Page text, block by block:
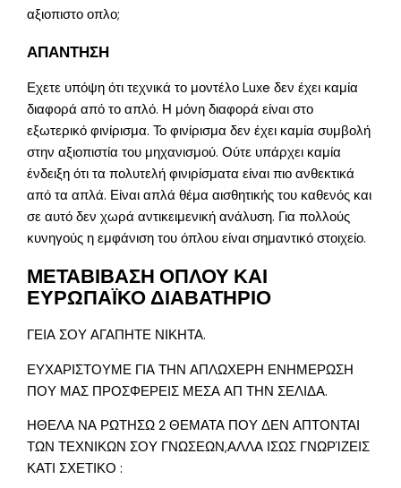
αξιοπιστο οπλο;
ΑΠΑΝΤΗΣΗ
Εχετε υπόψη ότι τεχνικά το μοντέλο Luxe δεν έχει καμία
διαφορά από το απλό. Η μόνη διαφορά είναι στο
εξωτερικό φινίρισμα. Το φινίρισμα δεν έχει καμία συμβολή
στην αξιοπιστία του μηχανισμού. Ούτε υπάρχει καμία
ένδειξη ότι τα πολυτελή φινιρίσματα είναι πιο ανθεκτικά
από τα απλά. Είναι απλά θέμα αισθητικής του καθενός και
σε αυτό δεν χωρά αντικειμενική ανάλυση. Για πολλούς
κυνηγούς η εμφάνιση του όπλου είναι σημαντικό στοιχείο.
ΜΕΤΑΒΙΒΑΣΗ ΟΠΛΟΥ ΚΑΙ
ΕΥΡΩΠΑΪΚΟ ΔΙΑΒΑΤΗΡΙΟ
ΓΕΙΑ ΣΟΥ ΑΓΑΠΗΤΕ ΝΙΚΗΤΑ.
ΕΥΧΑΡΙΣΤΟΥΜΕ ΓΙΑ ΤΗΝ ΑΠΛΩΧΕΡΗ ΕΝΗΜΕΡΩΣΗ
ΠΟΥ ΜΑΣ ΠΡΟΣΦΕΡΕΙΣ ΜΕΣΑ ΑΠ ΤΗΝ ΣΕΛΙΔΑ.
ΗΘΕΛΑ ΝΑ ΡΩΤΗΣΩ 2 ΘΕΜΑΤΑ ΠΟΥ ΔΕΝ ΑΠΤΟΝΤΑΙ
ΤΩΝ ΤΕΧΝΙΚΩΝ ΣΟΥ ΓΝΩΣΕΩΝ,ΑΛΛΑ ΙΣΩΣ ΓΝΩΡΊΖΕΙΣ
ΚΑΤΙ ΣΧΕΤΙΚΟ :